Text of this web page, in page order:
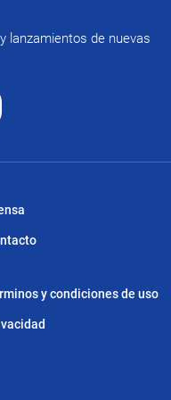
lanzamientos de nuevas
y condiciones de uso